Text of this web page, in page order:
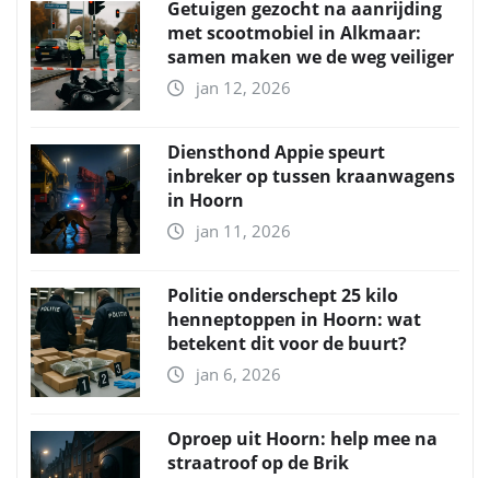
Getuigen gezocht na aanrijding
met scootmobiel in Alkmaar:
samen maken we de weg veiliger
jan 12, 2026
Diensthond Appie speurt
inbreker op tussen kraanwagens
in Hoorn
jan 11, 2026
Politie onderschept 25 kilo
henneptoppen in Hoorn: wat
betekent dit voor de buurt?
jan 6, 2026
Oproep uit Hoorn: help mee na
straatroof op de Brik